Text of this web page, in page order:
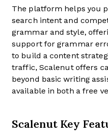
The platform helps you
search intent and
grammar and style,
support for grammar
to build a content
traffic, Scalenut offers
beyond basic writing
available in both a free
Scalenut Key